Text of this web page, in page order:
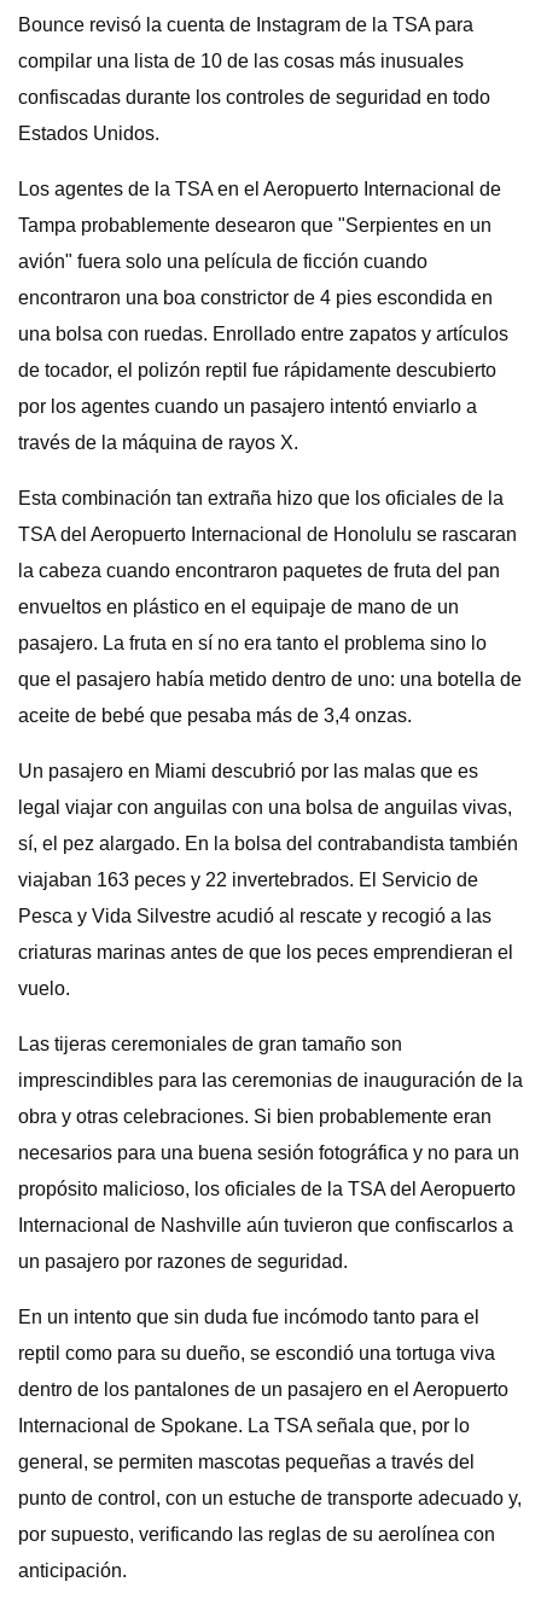
Bounce revisó la cuenta de Instagram de la TSA para
compilar una lista de 10 de las cosas más inusuales
confiscadas durante los controles de seguridad en todo
Estados Unidos.
Los agentes de la TSA en el Aeropuerto Internacional de
Tampa probablemente desearon que "Serpientes en un
avión" fuera solo una película de ficción cuando
encontraron una boa constrictor de 4 pies escondida en
una bolsa con ruedas. Enrollado entre zapatos y artículos
de tocador, el polizón reptil fue rápidamente descubierto
por los agentes cuando un pasajero intentó enviarlo a
través de la máquina de rayos X.
Esta combinación tan extraña hizo que los oficiales de la
TSA del Aeropuerto Internacional de Honolulu se rascaran
la cabeza cuando encontraron paquetes de fruta del pan
envueltos en plástico en el equipaje de mano de un
pasajero. La fruta en sí no era tanto el problema sino lo
que el pasajero había metido dentro de uno: una botella de
aceite de bebé que pesaba más de 3,4 onzas.
Un pasajero en Miami descubrió por las malas que es
legal viajar con anguilas con una bolsa de anguilas vivas,
sí, el pez alargado. En la bolsa del contrabandista también
viajaban 163 peces y 22 invertebrados. El Servicio de
Pesca y Vida Silvestre acudió al rescate y recogió a las
criaturas marinas antes de que los peces emprendieran el
vuelo.
Las tijeras ceremoniales de gran tamaño son
imprescindibles para las ceremonias de inauguración de la
obra y otras celebraciones. Si bien probablemente eran
necesarios para una buena sesión fotográfica y no para un
propósito malicioso, los oficiales de la TSA del Aeropuerto
Internacional de Nashville aún tuvieron que confiscarlos a
un pasajero por razones de seguridad.
En un intento que sin duda fue incómodo tanto para el
reptil como para su dueño, se escondió una tortuga viva
dentro de los pantalones de un pasajero en el Aeropuerto
Internacional de Spokane. La TSA señala que, por lo
general, se permiten mascotas pequeñas a través del
punto de control, con un estuche de transporte adecuado y,
por supuesto, verificando las reglas de su aerolínea con
anticipación.